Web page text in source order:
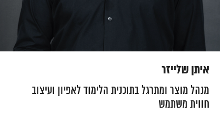
איתן שלייזר
מנהל מוצר ומתרגל בתוכנית הלימוד לאפיון ועיצוב
חווית משתמש